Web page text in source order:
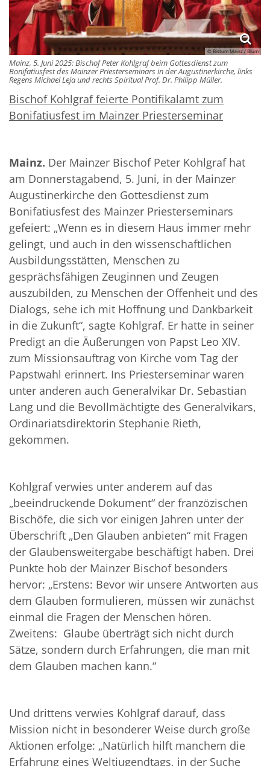
© Bistum Mainz / Blum
Mainz, 5. Juni 2025: Bischof Peter Kohlgraf beim Gottesdienst zum
Bonifatiusfest des Mainzer Priesterseminars in der Augustinerkirche, links
Regens Michael Leja und rechts Spiritual Prof. Dr. Philipp Müller.
Bischof Kohlgraf feierte Pontifikalamt zum
Bonifatiusfest im Mainzer Priesterseminar
Mainz. Der Mainzer Bischof Peter Kohlgraf hat
am Donnerstagabend, 5. Juni, in der Mainzer
Augustinerkirche den Gottesdienst zum
Bonifatiusfest des Mainzer Priesterseminars
gefeiert: „Wenn es in diesem Haus immer mehr
gelingt, und auch in den wissenschaftlichen
Ausbildungsstätten, Menschen zu
gesprächsfähigen Zeuginnen und Zeugen
auszubilden, zu Menschen der Offenheit und des
Dialogs, sehe ich mit Hoffnung und Dankbarkeit
in die Zukunft“, sagte Kohlgraf. Er hatte in seiner
Predigt an die Äußerungen von Papst Leo XIV.
zum Missionsauftrag von Kirche vom Tag der
Papstwahl erinnert. Ins Priesterseminar waren
unter anderen auch Generalvikar Dr. Sebastian
Lang und die Bevollmächtigte des Generalvikars,
Ordinariatsdirektorin Stephanie Rieth,
gekommen.
Kohlgraf verwies unter anderem auf das
„beeindruckende Dokument“ der franzözischen
Bischöfe, die sich vor einigen Jahren unter der
Überschrift „Den Glauben anbieten“ mit Fragen
der Glaubensweitergabe beschäftigt haben. Drei
Punkte hob der Mainzer Bischof besonders
hervor: „Erstens: Bevor wir unsere Antworten aus
dem Glauben formulieren, müssen wir zunächst
einmal die Fragen der Menschen hören.
Zweitens: Glaube überträgt sich nicht durch
Sätze, sondern durch Erfahrungen, die man mit
dem Glauben machen kann.“
Und drittens verwies Kohlgraf darauf, dass
Mission nicht in besonderer Weise durch große
Aktionen erfolge: „Natürlich hilft manchem die
Erfahrung eines Weltjugendtags, in der Suche